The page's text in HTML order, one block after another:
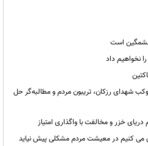
خشمگین است
نخواهیم داد
شهدای رزکان، تریبون مردم و مطالبه‌گر حل
خزر و مخالفت با واگذاری امتیاز
می کنیم در معیشت مردم مشکلی پیش نیاید